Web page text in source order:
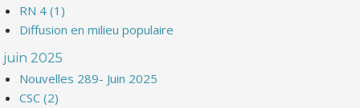
RN 4 (1)
Diffusion en milieu populaire
juin 2025
Nouvelles 289- Juin 2025
CSC (2)